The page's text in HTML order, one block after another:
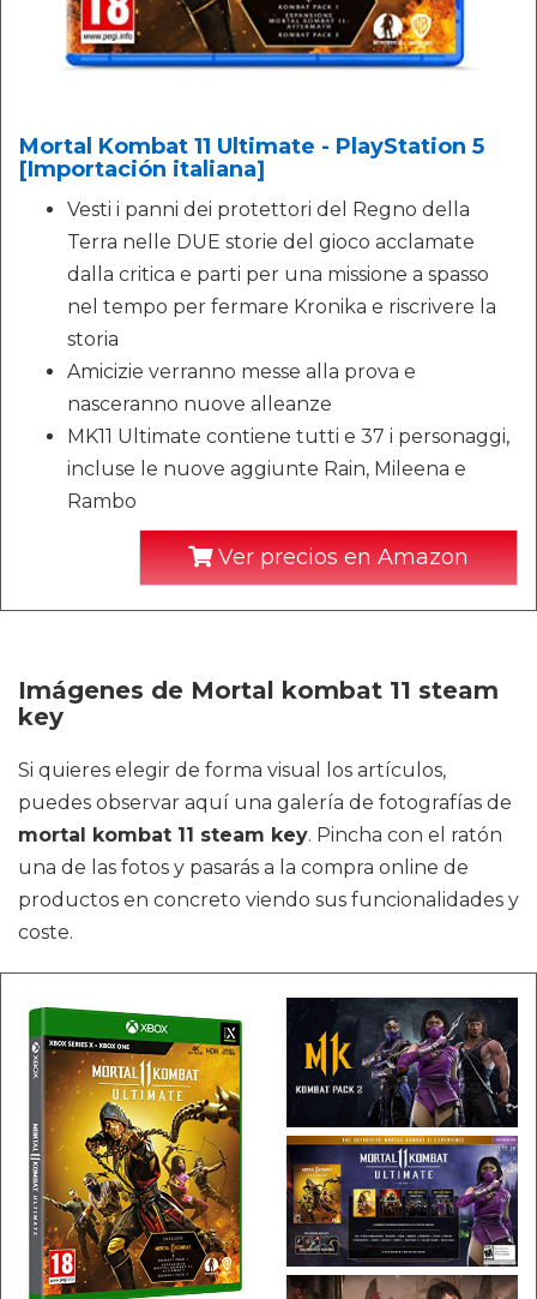
Mortal Kombat 11 Ultimate - PlayStation 5
[Importación italiana]
Vesti i panni dei protettori del Regno della
Terra nelle DUE storie del gioco acclamate
dalla critica e parti per una missione a spasso
nel tempo per fermare Kronika e riscrivere la
storia
Amicizie verranno messe alla prova e
nasceranno nuove alleanze
MK11 Ultimate contiene tutti e 37 i personaggi,
incluse le nuove aggiunte Rain, Mileena e
Rambo
Ver precios en Amazon
Imágenes de Mortal kombat 11 steam
key
Si quieres elegir de forma visual los artículos,
puedes observar aquí una galería de fotografías de
mortal kombat 11 steam key. Pincha con el ratón
una de las fotos y pasarás a la compra online de
productos en concreto viendo sus funcionalidades y
coste.